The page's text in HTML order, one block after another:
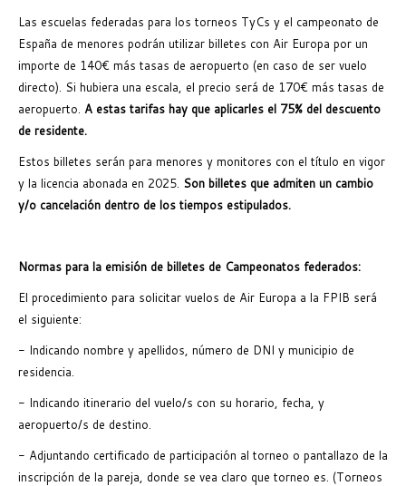
Las escuelas federadas para los torneos TyCs y el campeonato de
España de menores podrán utilizar billetes con Air Europa por un
importe de 140€ más tasas de aeropuerto (en caso de ser vuelo
directo). Si hubiera una escala, el precio será de 170€ más tasas de
aeropuerto. A estas tarifas hay que aplicarles el 75% del descuento
de residente.
Estos billetes serán para menores y monitores con el título en vigor
y la licencia abonada en 2025. Son billetes que admiten un cambio
y/o cancelación dentro de los tiempos estipulados.
Normas para la emisión de billetes de Campeonatos federados:
El procedimiento para solicitar vuelos de Air Europa a la FPIB será
el siguiente:
- Indicando nombre y apellidos, número de DNI y municipio de
residencia.
- Indicando itinerario del vuelo/s con su horario, fecha, y
aeropuerto/s de destino.
- Adjuntando certificado de participación al torneo o pantallazo de la
inscripción de la pareja, donde se vea claro que torneo es. (Torneos